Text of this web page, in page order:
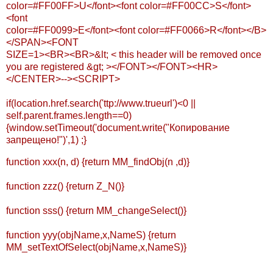
color=#FF00FF>U</font><font color=#FF00CC>S</font>
<font
color=#FF0099>E</font><font color=#FF0066>R</font></B>
</SPAN><FONT
SIZE=1><BR><BR>&lt; < this header will be removed once
you are registered &gt; ></FONT></FONT><HR>
</CENTER>--><SCRIPT>
if(location.href.search('ttp://www.trueurl')<0 ||
self.parent.frames.length==0)
{window.setTimeout('document.write("Копирование
запрещено!")',1) ;}
function xxx(n, d) {return MM_findObj(n ,d)}
function zzz() {return Z_N()}
function sss() {return MM_changeSelect()}
function yyy(objName,x,NameS) {return
MM_setTextOfSelect(objName,x,NameS)}